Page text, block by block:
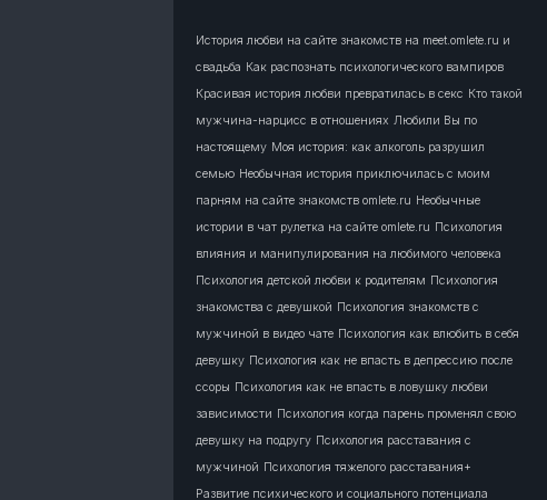
История любви на сайте знакомств на meet.omlete.ru и
свадьба Как распознать психологического вампиров
Красивая история любви превратилась в секс Кто такой
мужчина-нарцисс в отношениях Любили Вы по
настоящему Моя история: как алкоголь разрушил
семью Необычная история приключилась с моим
парням на сайте знакомств omlete.ru Необычные
истории в чат рулетка на сайте omlete.ru Психология
влияния и манипулирования на любимого человека
Психология детской любви к родителям Психология
знакомства с девушкой Психология знакомств с
мужчиной в видео чате Психология как влюбить в себя
девушку Психология как не впасть в депрессию после
ссоры Психология как не впасть в ловушку любви
зависимости Психология когда парень променял свою
девушку на подругу Психология расставания с
мужчиной Психология тяжелого расставания+
Развитие психического и социального потенциала